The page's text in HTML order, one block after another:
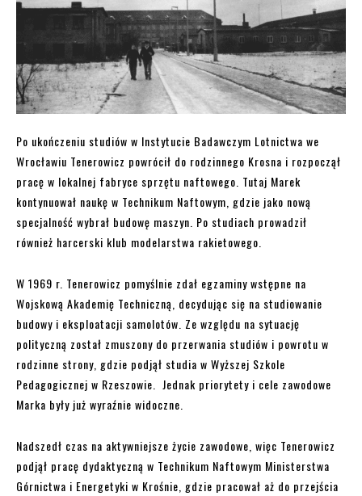
Po ukończeniu studiów w Instytucie Badawczym Lotnictwa we
Wrocławiu Tenerowicz powrócił do rodzinnego Krosna i rozpoczął
pracę w lokalnej fabryce sprzętu naftowego. Tutaj Marek
kontynuował naukę w Technikum Naftowym, gdzie jako nową
specjalność wybrał budowę maszyn. Po studiach prowadził
również harcerski klub modelarstwa rakietowego.
W 1969 r. Tenerowicz pomyślnie zdał egzaminy wstępne na
Wojskową Akademię Techniczną, decydując się na studiowanie
budowy i eksploatacji samolotów. Ze względu na sytuację
polityczną został zmuszony do przerwania studiów i powrotu w
rodzinne strony, gdzie podjął studia w Wyższej Szkole
Pedagogicznej w Rzeszowie. Jednak priorytety i cele zawodowe
Marka były już wyraźnie widoczne.
Nadszedł czas na aktywniejsze życie zawodowe, więc Tenerowicz
podjął pracę dydaktyczną w Technikum Naftowym Ministerstwa
Górnictwa i Energetyki w Krośnie, gdzie pracował aż do przejścia